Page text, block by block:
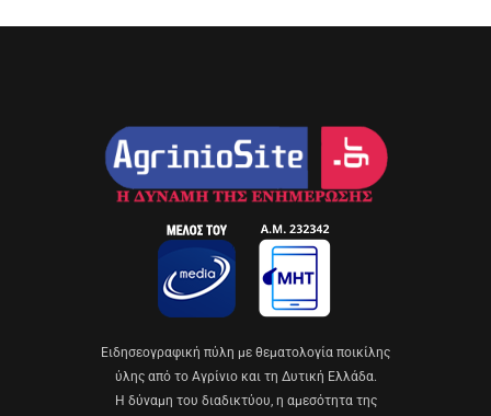
Eιδησεογραφική πύλη με θεματολογία ποικίλης
ύλης από το Αγρίνιο και τη Δυτική Ελλάδα.
Η δύναμη του διαδικτύου, η αμεσότητα της